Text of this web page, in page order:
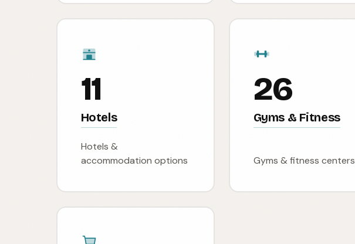
11
Hotels
Hotels &
accommodation options
26
Gyms & Fitness
Gyms & fitness centers